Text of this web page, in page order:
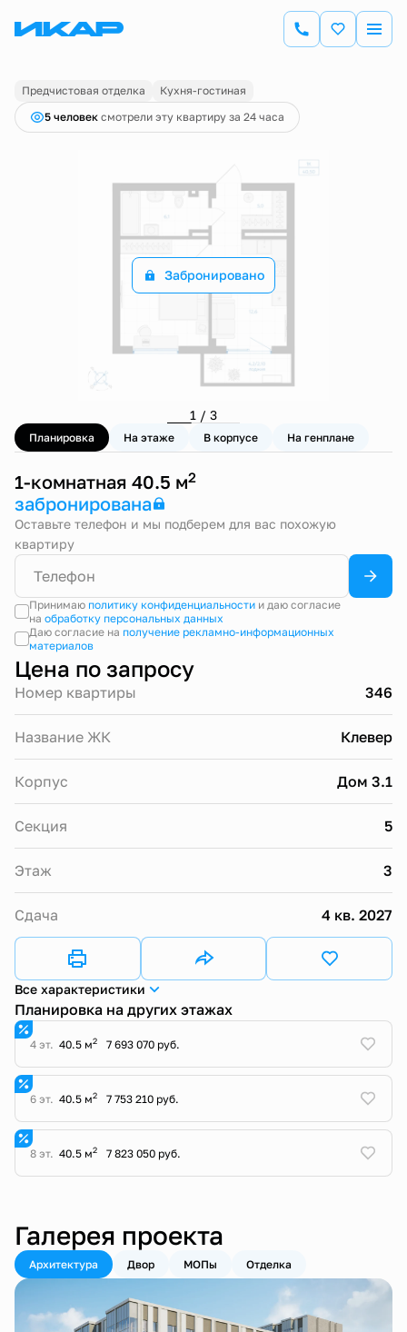
1-комнатная40.5 м Цена по запросу
Предчистовая отделка
Кухня-гостиная
5 человек смотрели эту квартиру за 24 часа
Забронировано
1 / 3
Планировка На этаже В корпусе На генплане
1-комнатная 40.5 м2
забронирована
Оставьте телефон и мы подберем для вас похожую
квартиру
Принимаю политику конфиденциальностии даю согласие
на обработку персональных данных
Даю согласие на получение рекламно-информационных
материалов
Цена по запросу
Номер квартиры 346
Название ЖК Клевер
Корпус Дом 3.1
Секция 5
Этаж 3
Сдача 4 кв. 2027
Все характеристики
Планировка на других этажах
4 эт. 40.5 м2 7 693 070 руб.
6 эт. 40.5 м2 7 753 210 руб.
8 эт. 40.5 м2 7 823 050 руб.
Галерея проекта
Архитектура Двор МОПы Отделка